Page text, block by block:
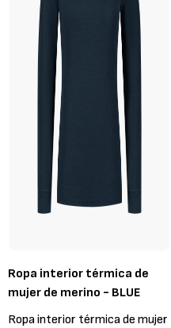
Ropa interior térmica de
mujer de merino - BLUE
Ropa interior térmica de mujer